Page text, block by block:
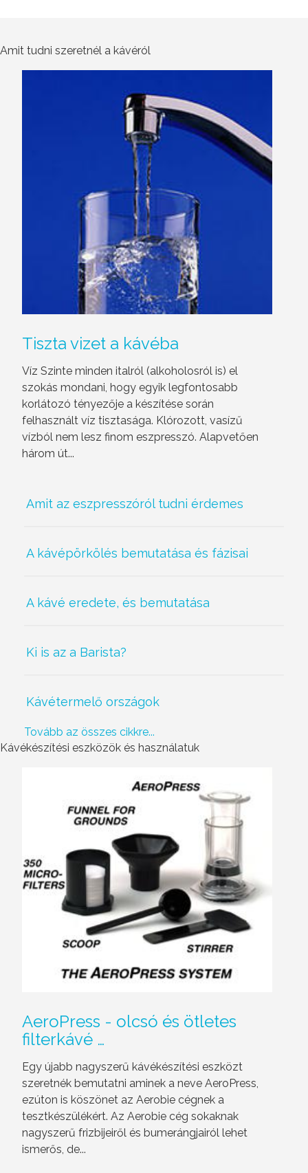
Amit tudni szeretnél a kávéról
Tiszta vizet a kávéba
Víz Szinte minden italról (alkoholosról is) el
szokás mondani, hogy egyik legfontosabb
korlátozó tényezője a készítése során
felhasznált víz tisztasága. Klórozott, vasízű
vízból nem lesz finom eszpresszó. Alapvetően
három út...
Amit az eszpresszóról tudni érdemes
A kávépörkölés bemutatása és fázisai
A kávé eredete, és bemutatása
Ki is az a Barista?
Kávétermelő országok
Tovább az összes cikkre...
Kávékészítési eszközök és használatuk
AeroPress - olcsó és ötletes
filterkávé …
Egy újabb nagyszerű kávékészítési eszközt
szeretnék bemutatni aminek a neve AeroPress,
ezúton is köszönet az Aerobie cégnek a
tesztkészülékért. Az Aerobie cég sokaknak
nagyszerű frizbijeiről és bumerángjairól lehet
ismerős, de...